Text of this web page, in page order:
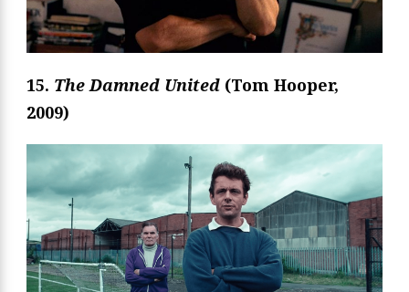
15. The Damned United (Tom Hooper,
2009)